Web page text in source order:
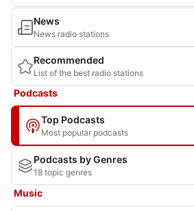
News
News radio stations
Recommended
List of the best radio stations
Podcasts
Top Podcasts
Most popular podcasts
Podcasts by Genres
18 topic genres
Music